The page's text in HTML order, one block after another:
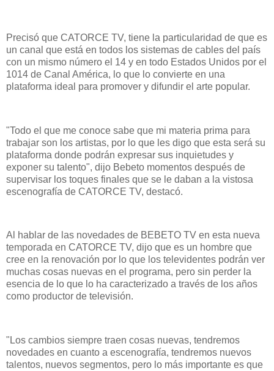
Precisó que CATORCE TV, tiene la particularidad de que es
un canal que está en todos los sistemas de cables del país
con un mismo número el 14 y en todo Estados Unidos por el
1014 de Canal América, lo que lo convierte en una
plataforma ideal para promover y difundir el arte popular.
"Todo el que me conoce sabe que mi materia prima para
trabajar son los artistas, por lo que les digo que esta será su
plataforma donde podrán expresar sus inquietudes y
exponer su talento", dijo Bebeto momentos después de
supervisar los toques finales que se le daban a la vistosa
escenografía de CATORCE TV, destacó.
Al hablar de las novedades de BEBETO TV en esta nueva
temporada en CATORCE TV, dijo que es un hombre que
cree en la renovación por lo que los televidentes podrán ver
muchas cosas nuevas en el programa, pero sin perder la
esencia de lo que lo ha caracterizado a través de los años
como productor de televisión.
"Los cambios siempre traen cosas nuevas, tendremos
novedades en cuanto a escenografía, tendremos nuevos
talentos, nuevos segmentos, pero lo más importante es que